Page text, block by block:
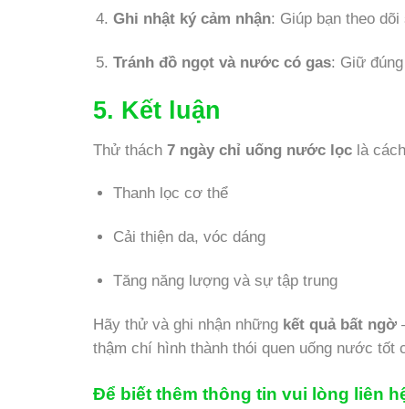
Ghi nhật ký cảm nhận: Giúp bạn theo
Tránh đồ ngọt và nước có gas: Giữ
5. Kết luận
Thử thách 7 ngày chỉ uống nước lọc là
Thanh lọc cơ thể
Cải thiện da, vóc dáng
Tăng năng lượng và sự tập trung
Hãy thử và ghi nhận những kết quả bất ngờ
thậm chí hình thành thói quen uống nước tốt
Để biết thêm thông tin vui lòng liên